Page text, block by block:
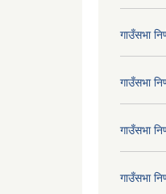
गाउँसभा
गाउँसभा
गाउँसभा
गाउँसभा